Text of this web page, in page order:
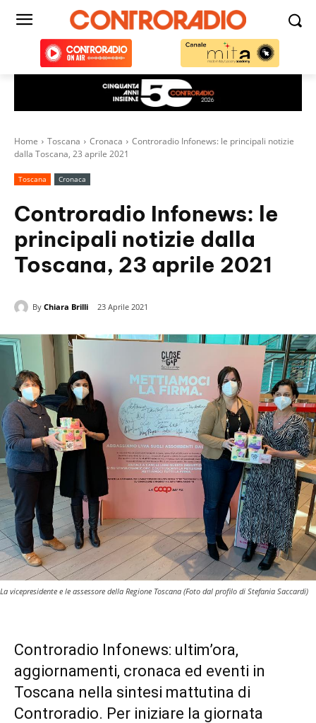
Home Toscana Cronaca
Controradio Infonews: le principali notizie
dalla Toscana, 23 aprile 2021
Toscana Cronaca
Controradio Infonews: le
principali notizie dalla
Toscana, 23 aprile 2021
By Chiara Brilli 23 Aprile 2021
La vicepresidente e le assessore della Regione Toscana (Foto dal profilo di Stefania Saccardi)
Controradio Infonews: ultim’ora,
aggiornamenti, cronaca ed eventi in
Toscana nella sintesi mattutina di
Controradio. Per iniziare la giornata